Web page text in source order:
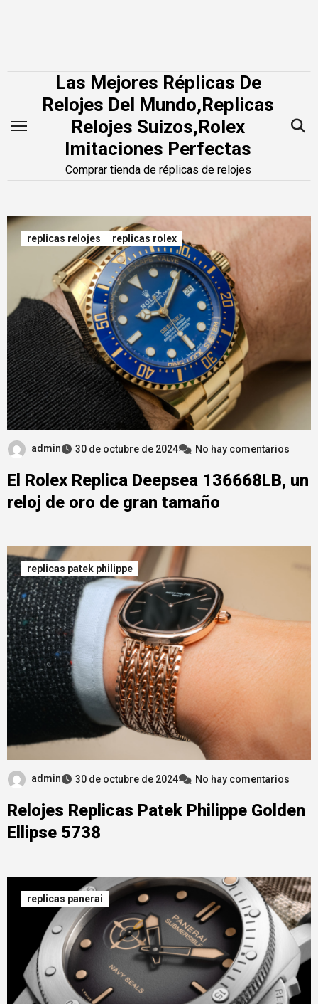
Las Mejores Réplicas De
Relojes Del Mundo,Replicas
Relojes Suizos,Rolex
Imitaciones Perfectas
Comprar tienda de réplicas de relojes
replicas relojes replicas rolex
admin 30 de octubre de 2024 No hay comentarios
El Rolex Replica Deepsea 136668LB, un
reloj de oro de gran tamaño
replicas patek philippe
admin 30 de octubre de 2024 No hay comentarios
Relojes Replicas Patek Philippe Golden
Ellipse 5738
replicas panerai